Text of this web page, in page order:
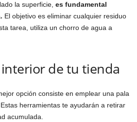
la superficie, es fundamental
El objetivo es eliminar cualquier residuo
tarea, utiliza un chorro de agua a
de tu tienda
opción consiste en emplear una pala
herramientas te ayudarán a retirar
acumulada.